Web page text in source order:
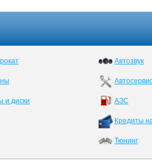
Автозвук
и диски АЗС
Кредиты
Тюнинг